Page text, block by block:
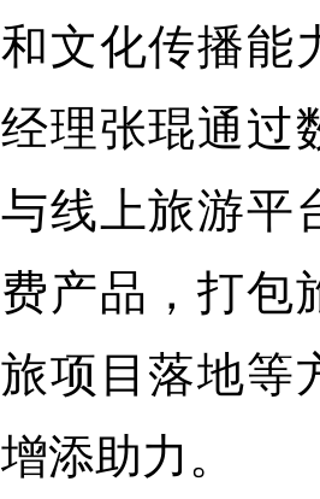
和文化传播能
经理张琨通过
与线上旅游平
费产品，打包
旅项目落地等
增添助力。